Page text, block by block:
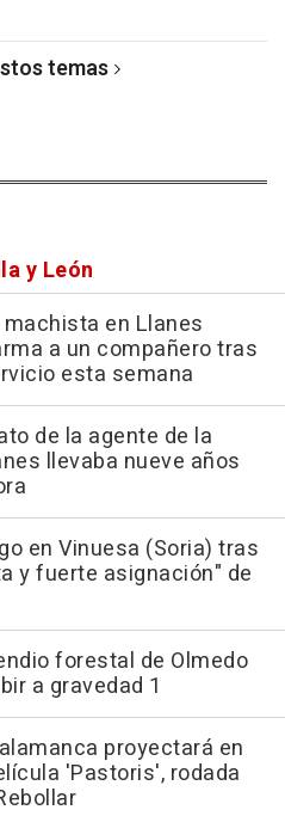
temas
y León
en Llanes
a un compañero tras
esta semana
de la agente de la
llevaba nueve años
en Vinuesa (Soria) tras
y fuerte asignación" de
forestal de Olmedo
a gravedad 1
proyectará en
'Pastoris', rodada